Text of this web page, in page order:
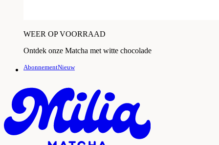
WEER OP VOORRAAD
Ontdek onze Matcha met witte chocolade
AbonnementNieuw